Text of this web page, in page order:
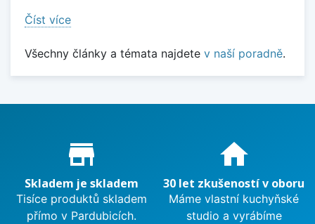
Číst více
Všechny články a témata najdete v naší poradně.
Proč nakupovat u nás?
store_mall_directory
Skladem je skladem
Tisíce produktů skladem
přímo v Pardubicích.
home
30 let zkušeností v oboru
Máme vlastní kuchyňské
studio a vyrábíme